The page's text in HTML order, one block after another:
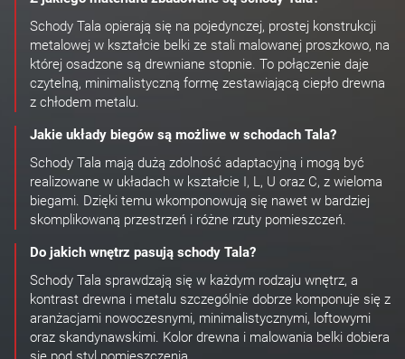
Schody Tala opierają się na pojedynczej, prostej konstrukcji
metalowej w kształcie belki ze stali malowanej proszkowo, na
której osadzone są drewniane stopnie. To połączenie daje
czytelną, minimalistyczną formę zestawiającą ciepło drewna
z chłodem metalu.
Jakie układy biegów są możliwe w schodach Tala?
Schody Tala mają dużą zdolność adaptacyjną i mogą być
realizowane w układach w kształcie I, L, U oraz C, z wieloma
biegami. Dzięki temu wkomponowują się nawet w bardziej
skomplikowaną przestrzeń i różne rzuty pomieszczeń.
Do jakich wnętrz pasują schody Tala?
Schody Tala sprawdzają się w każdym rodzaju wnętrz, a
kontrast drewna i metalu szczególnie dobrze komponuje się z
aranżacjami nowoczesnymi, minimalistycznymi, loftowymi
oraz skandynawskimi. Kolor drewna i malowania belki dobiera